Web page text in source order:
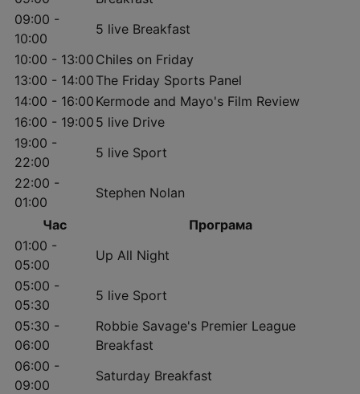
09:00 -
10:00
5 live Breakfast
10:00 - 13:00 Chiles on Friday
13:00 - 14:00 The Friday Sports Panel
14:00 - 16:00 Kermode and Mayo's Film Review
16:00 - 19:00 5 live Drive
19:00 -
22:00
5 live Sport
22:00 -
01:00
Stephen Nolan
Час
Програма
01:00 -
05:00
Up All Night
05:00 -
05:30
5 live Sport
05:30 -
06:00
Robbie Savage's Premier League
Breakfast
06:00 -
09:00
Saturday Breakfast